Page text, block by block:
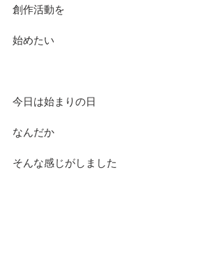
創作活動を
始めたい
今日は始まりの日
なんだか
そんな感じがしました